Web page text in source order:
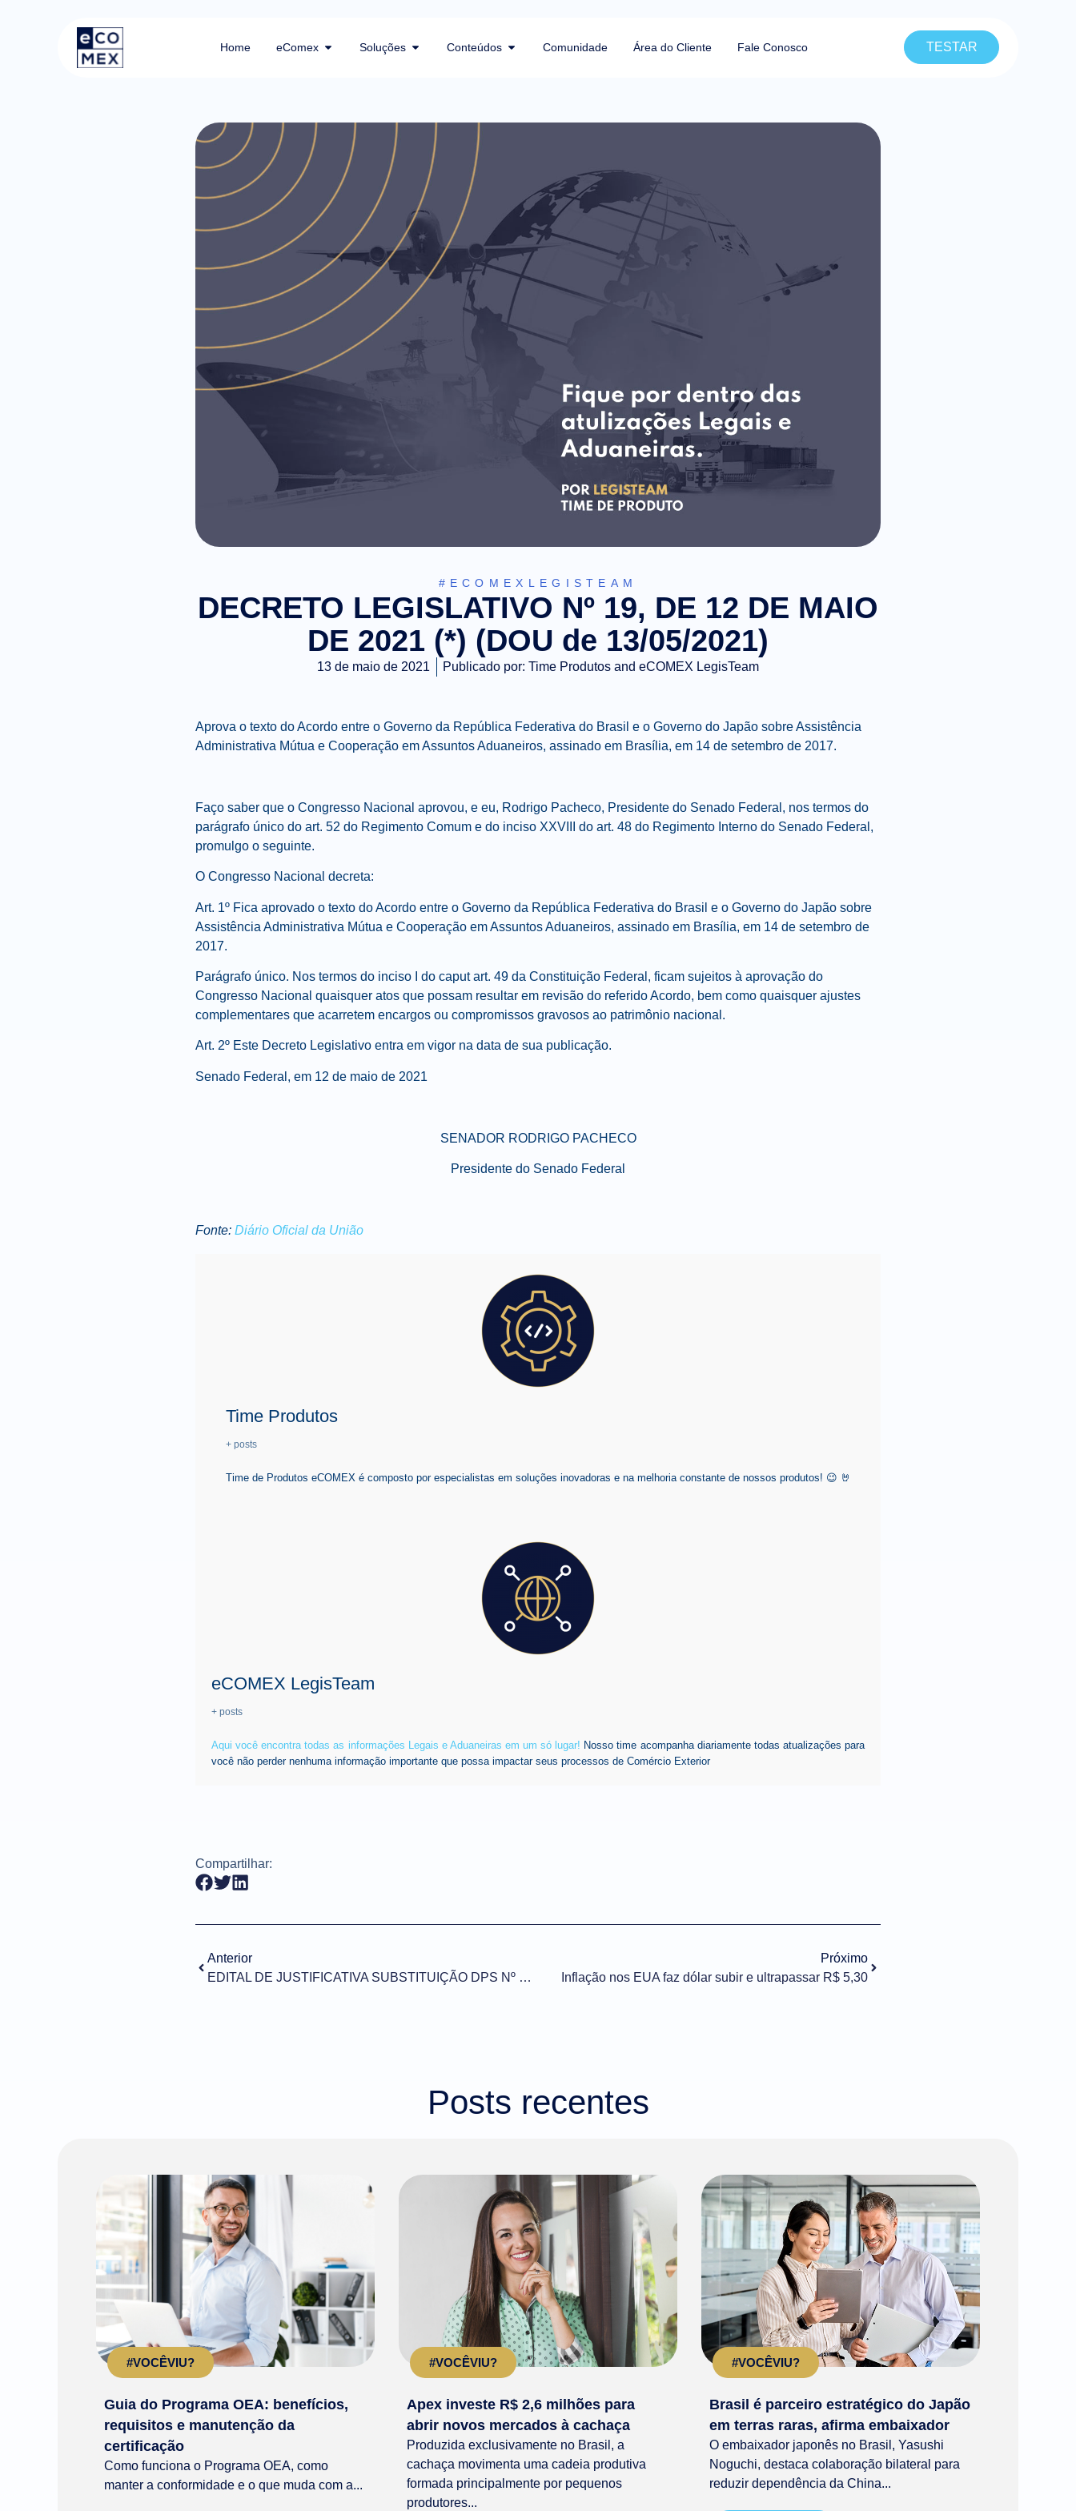
Home eComex Soluções Conteúdos Comunidade Área do Cliente Fale Conosco TESTAR
#ECOMEXLEGISTEAM
DECRETO LEGISLATIVO Nº 19, DE 12 DE MAIO
DE 2021 (*) (DOU de 13/05/2021)
13 de maio de 2021 Publicado por: Time Produtos and eCOMEX LegisTeam
Aprova o texto do Acordo entre o Governo da República Federativa do Brasil e o Governo do Japão sobre Assistência
Administrativa Mútua e Cooperação em Assuntos Aduaneiros, assinado em Brasília, em 14 de setembro de 2017.
Faço saber que o Congresso Nacional aprovou, e eu, Rodrigo Pacheco, Presidente do Senado Federal, nos termos do
parágrafo único do art. 52 do Regimento Comum e do inciso XXVIII do art. 48 do Regimento Interno do Senado Federal,
promulgo o seguinte.
O Congresso Nacional decreta:
Art. 1º Fica aprovado o texto do Acordo entre o Governo da República Federativa do Brasil e o Governo do Japão sobre
Assistência Administrativa Mútua e Cooperação em Assuntos Aduaneiros, assinado em Brasília, em 14 de setembro de
2017.
Parágrafo único. Nos termos do inciso I do caput art. 49 da Constituição Federal, ficam sujeitos à aprovação do
Congresso Nacional quaisquer atos que possam resultar em revisão do referido Acordo, bem como quaisquer ajustes
complementares que acarretem encargos ou compromissos gravosos ao patrimônio nacional.
Art. 2º Este Decreto Legislativo entra em vigor na data de sua publicação.
Senado Federal, em 12 de maio de 2021
SENADOR RODRIGO PACHECO
Presidente do Senado Federal
Fonte: Diário Oficial da União
Time Produtos
+ posts
Time de Produtos eCOMEX é composto por especialistas em soluções inovadoras e na melhoria constante de nossos produtos! 😉 🤘
eCOMEX LegisTeam
+ posts
Aqui você encontra todas as informações Legais e Aduaneiras em um só lugar! Nosso time acompanha diariamente todas atualizações para
você não perder nenhuma informação importante que possa impactar seus processos de Comércio Exterior
Compartilhar:
Anterior
EDITAL DE JUSTIFICATIVA SUBSTITUIÇÃO DPS Nº 10 DE 11/05/2021 (DOE-PE de 12/05/2021)
Próximo
Inflação nos EUA faz dólar subir e ultrapassar R$ 5,30
Posts recentes
#VOCÊVIU?
Guia do Programa OEA: benefícios,
requisitos e manutenção da
certificação
Como funciona o Programa OEA, como
manter a conformidade e o que muda com a...
#VOCÊVIU?
Apex investe R$ 2,6 milhões para
abrir novos mercados à cachaça
Produzida exclusivamente no Brasil, a
cachaça movimenta uma cadeia produtiva
formada principalmente por pequenos
produtores...
#VOCÊVIU?
Brasil é parceiro estratégico do Japão
em terras raras, afirma embaixador
O embaixador japonês no Brasil, Yasushi
Noguchi, destaca colaboração bilateral para
reduzir dependência da China...